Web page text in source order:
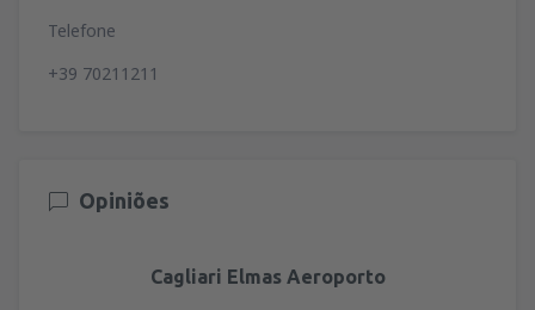
Telefone
+39 70211211
Opiniões
Cagliari Elmas Aeroporto